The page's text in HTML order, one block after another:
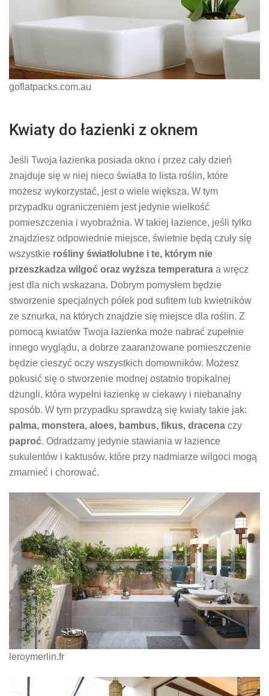
goflatpacks.com.au
Kwiaty do łazienki z oknem
Jeśli Twoja łazienka posiada okno i przez cały dzień
znajduje się w niej nieco światła to lista roślin, które
możesz wykorzystać, jest o wiele większa. W tym
przypadku ograniczeniem jest jedynie wielkość
pomieszczenia i wyobraźnia. W takiej łazience, jeśli tylko
znajdziesz odpowiednie miejsce, świetnie będą czuły się
wszystkie rośliny światłolubne i te, którym nie
przeszkadza wilgoć oraz wyższa temperatura a wręcz
jest dla nich wskazana. Dobrym pomysłem będzie
stworzenie specjalnych półek pod sufitem lub kwietników
ze sznurka, na których znajdzie się miejsce dla roślin. Z
pomocą kwiatów Twoja łazienka może nabrać zupełnie
innego wyglądu, a dobrze zaaranżowane pomieszczenie
będzie cieszyć oczy wszystkich domowników. Możesz
pokusić się o stworzenie modnej ostatnio tropikalnej
dżungli, która wypełni łazienkę w ciekawy i niebanalny
sposób. W tym przypadku sprawdzą się kwiaty takie jak:
palma, monstera, aloes, bambus, fikus, dracena czy
paproć. Odradzamy jedynie stawiania w łazience
sukulentów i kaktusów, które przy nadmiarze wilgoci mogą
zmarnieć i chorować.
leroymerlin.fr